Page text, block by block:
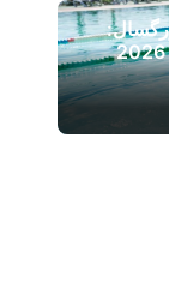
آنچه بزرگسالان باید در سال 2026